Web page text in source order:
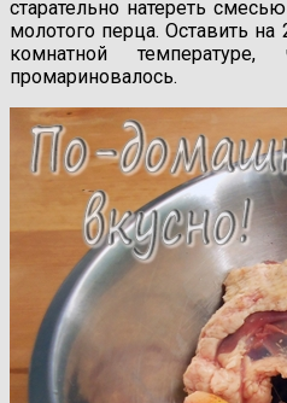
старательно натереть
молотого перца. Оставить
комнатной температуре,
промариновалось.